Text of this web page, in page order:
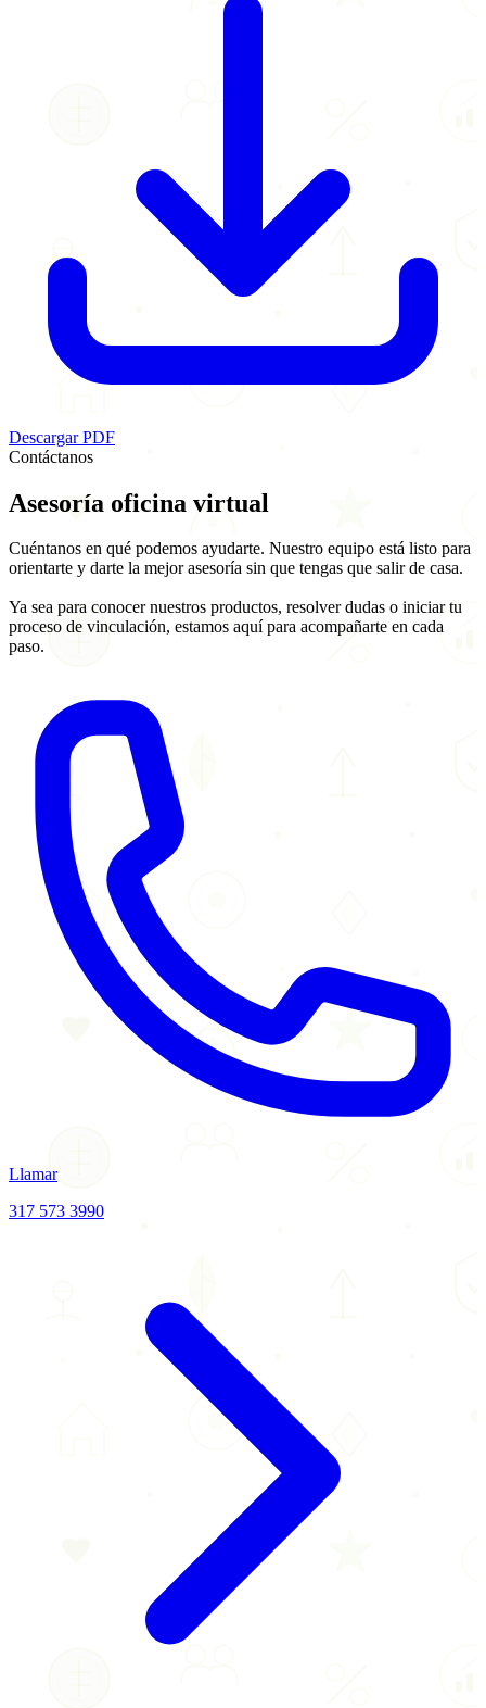
Descargar PDF
Contáctanos
Asesoría oficina virtual
Cuéntanos en qué podemos ayudarte. Nuestro equipo está listo para
orientarte y darte la mejor asesoría sin que tengas que salir de casa.
Ya sea para conocer nuestros productos, resolver dudas o iniciar tu
proceso de vinculación, estamos aquí para acompañarte en cada
paso.
Llamar
317 573 3990